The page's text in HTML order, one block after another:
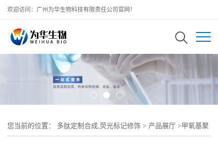
欢迎访问：广州为华生物科技有限责任公司官网！
您当前的位置： 多肽定制合成,荧光标记修饰 > 产品展厅 >甲氧基聚